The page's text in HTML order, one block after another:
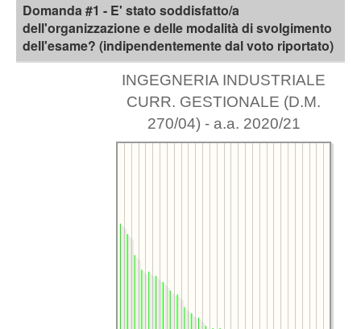
Domanda #1 - E' stato soddisfatto/a
dell'organizzazione e delle modalità di svolgimento
dell'esame? (indipendentemente dal voto riportato)
INGEGNERIA INDUSTRIALE
CURR. GESTIONALE (D.M.
270/04) - a.a. 2020/21